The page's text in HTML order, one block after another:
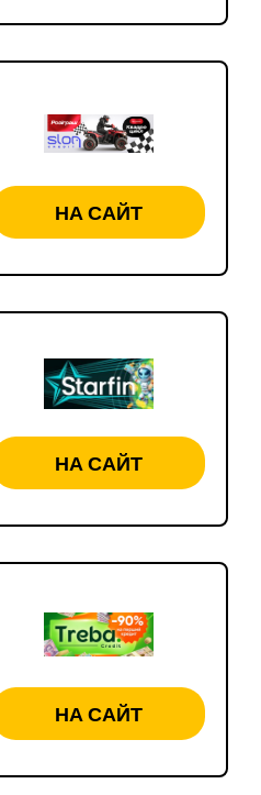
НА САЙТ
НА САЙТ
НА САЙТ